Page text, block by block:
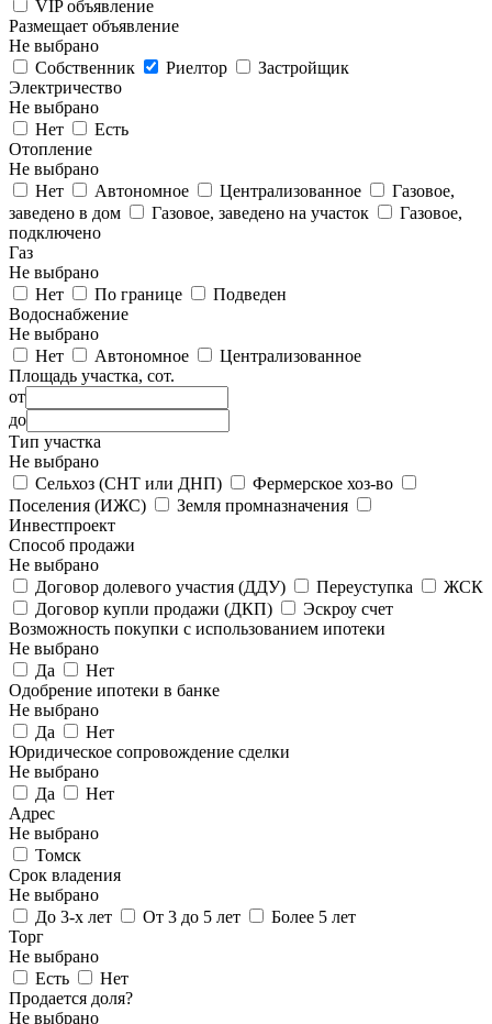
VIP объявление
Размещает объявление
Не выбрано
Собственник
Риелтор
Застройщик
Электричество
Не выбрано
Нет
Есть
Отопление
Не выбрано
Нет
Автономное Централизованное
Газовое,
заведено в дом
Газовое, заведено на участок
Газовое,
подключено
Газ
Не выбрано
Нет
По границе
Подведен
Водоснабжение
Не выбрано
Нет
Автономное
Централизованное
Площадь участка, сот.
от
до
Тип участка
Не выбрано
Сельхоз (СНТ или ДНП)
Фермерское хоз-во
Поселения (ИЖС)
Земля промназначения
Инвестпроект
Способ продажи
Не выбрано
Договор долевого участия (ДДУ)
Переуступка
ЖСК
Договор купли продажи (ДКП)
Эскроу счет
Возможность покупки с использованием ипотеки
Не выбрано
Да
Нет
Одобрение ипотеки в банке
Не выбрано
Да
Нет
Юридическое сопровождение сделки
Не выбрано
Да
Нет
Адрес
Не выбрано
Томск
Срок владения
Не выбрано
До 3-х лет
От 3 до 5 лет
Более 5 лет
Торг
Не выбрано
Есть
Нет
Продается доля?
Не выбрано